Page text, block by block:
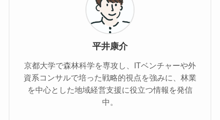
平井康介
京都大学で森林科学を専攻し、ITベンチャーや外
資系コンサルで培った戦略的視点を強みに、林業
を中心とした地域経営支援に役立つ情報を発信
中。